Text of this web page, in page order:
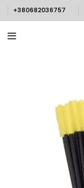
+380682036757